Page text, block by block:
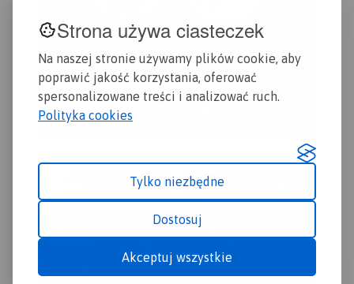
Strona używa ciasteczek
Na naszej stronie używamy plików cookie, aby
poprawić jakość korzystania, oferować
spersonalizowane treści i analizować ruch.
Polityka cookies
Tylko niezbędne
Dostosuj
Akceptuj wszystkie